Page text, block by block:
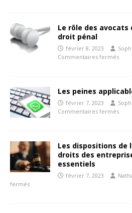
Le rôle des avocats
droit pénal
février 8, 2023
Commentaires fermés
Les peines
février 7, 2023
Commentaires fermés
Les dispositions de
droits des
essentiels
février 7, 2023
fermés